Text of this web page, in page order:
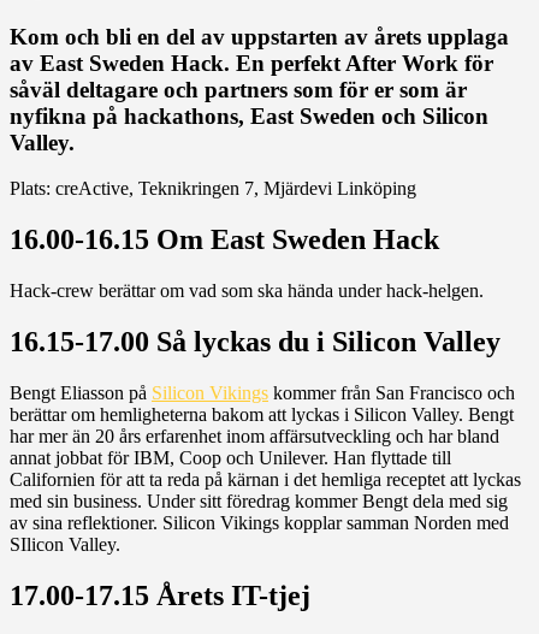
Kom och bli en del av uppstarten av årets upplaga
av East Sweden Hack. En perfekt After Work för
såväl deltagare och partners som för er som är
nyfikna på hackathons, East Sweden och Silicon
Valley.
Plats: creActive, Teknikringen 7, Mjärdevi Linköping
16.00-16.15 Om East Sweden Hack
Hack-crew berättar om vad som ska hända under hack-helgen.
16.15-17.00 Så lyckas du i Silicon Valley
Bengt Eliasson på Silicon Vikings kommer från San Francisco och
berättar om hemligheterna bakom att lyckas i Silicon Valley. Bengt
har mer än 20 års erfarenhet inom affärsutveckling och har bland
annat jobbat för IBM, Coop och Unilever. Han flyttade till
Californien för att ta reda på kärnan i det hemliga receptet att lyckas
med sin business. Under sitt föredrag kommer Bengt dela med sig
av sina reflektioner. Silicon Vikings kopplar samman Norden med
SIlicon Valley.
17.00-17.15 Årets IT-tjej